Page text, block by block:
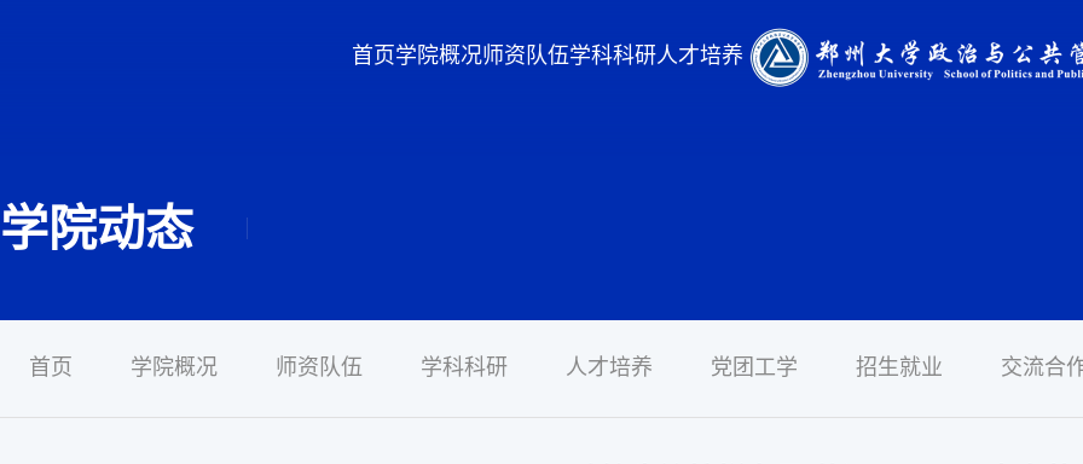
首页学院概况师资队伍学科科研人才培养
学院动态
首页 学院概况 师资队伍 学科科研 人才培养 党团工学 招生就业 交流合